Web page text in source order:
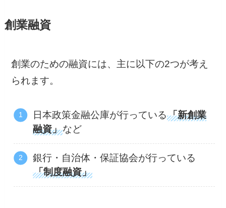
創業融資
創業のための融資には、主に以下の2つが考え
られます。
日本政策金融公庫が行っている「新創業
融資」など
銀行・自治体・保証協会が行っている
「制度融資」